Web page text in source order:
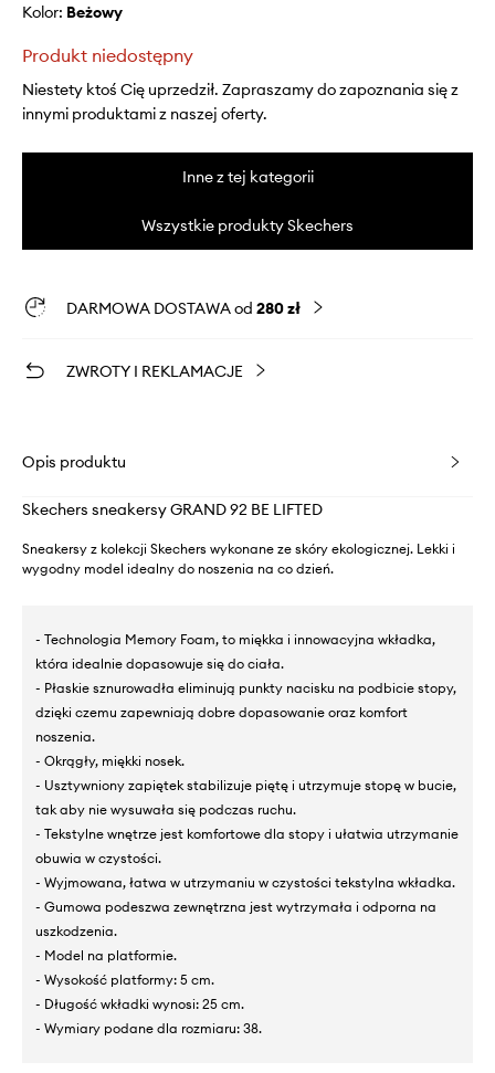
Kolor: beżowy
Produkt niedostępny
Niestety ktoś Cię uprzedził. Zapraszamy do zapoznania się z
innymi produktami z naszej oferty.
Inne z tej kategorii
Wszystkie produkty Skechers
DARMOWA DOSTAWA od 280 zł
ZWROTY I REKLAMACJE
Opis produktu
Skechers sneakersy GRAND 92 BE LIFTED
Sneakersy z kolekcji Skechers wykonane ze skóry ekologicznej. Lekki i
wygodny model idealny do noszenia na co dzień.
- Technologia Memory Foam, to miękka i innowacyjna wkładka,
która idealnie dopasowuje się do ciała.
- Płaskie sznurowadła eliminują punkty nacisku na podbicie stopy,
dzięki czemu zapewniają dobre dopasowanie oraz komfort
noszenia.
- Okrągły, miękki nosek.
- Usztywniony zapiętek stabilizuje piętę i utrzymuje stopę w bucie,
tak aby nie wysuwała się podczas ruchu.
- Tekstylne wnętrze jest komfortowe dla stopy i ułatwia utrzymanie
obuwia w czystości.
- Wyjmowana, łatwa w utrzymaniu w czystości tekstylna wkładka.
- Gumowa podeszwa zewnętrzna jest wytrzymała i odporna na
uszkodzenia.
- Model na platformie.
- Wysokość platformy: 5 cm.
- Długość wkładki wynosi: 25 cm.
- Wymiary podane dla rozmiaru: 38.